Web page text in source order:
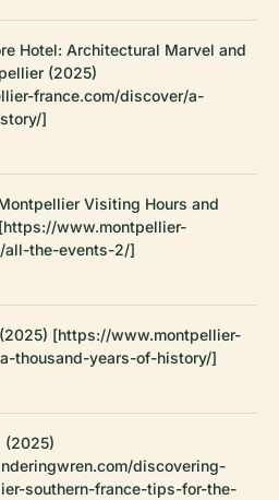
Hotel: Architectural Marvel and
(2025)
france.com/discover/a-
]
Visiting Hours and
www.montpellier-
all-the-events-2/]
[https://www.montpellier-
thousand-years-of-history/]
(2025)
discovering-
southern-france-tips-for-the-